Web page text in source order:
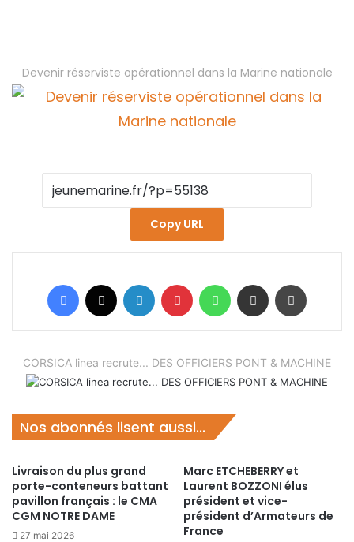
Devenir réserviste opérationnel dans la Marine nationale
Copy URL
Facebook Linkedin Pinterest WhatsAppPartager par email
CORSICA linea recrute... DES OFFICIERS PONT & MACHINE
Nos abonnés lisent aussi...
Livraison du plus grand
porte-conteneurs battant
pavillon français : le CMA
CGM NOTRE DAME
27 mai 2026
Marc ETCHEBERRY et
Laurent BOZZONI élus
président et vice-
président d’Armateurs de
France